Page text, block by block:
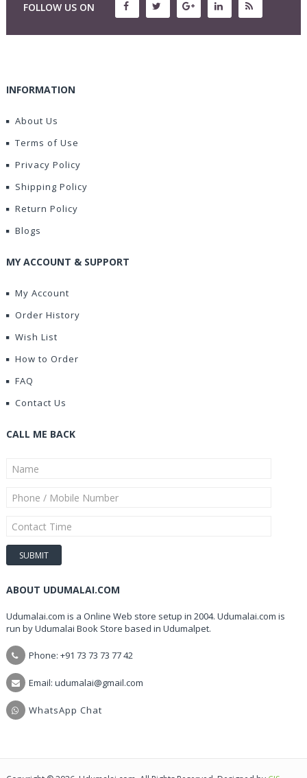
FOLLOW US ON
INFORMATION
About Us
Terms of Use
Privacy Policy
Shipping Policy
Return Policy
Blogs
MY ACCOUNT & SUPPORT
My Account
Order History
Wish List
How to Order
FAQ
Contact Us
CALL ME BACK
ABOUT UDUMALAI.COM
Udumalai.com is a Online Web store setup in 2004. Udumalai.com is
run by Udumalai Book Store based in Udumalpet.
Phone: +91 73 73 73 77 42
Email: udumalai@gmail.com
WhatsApp Chat